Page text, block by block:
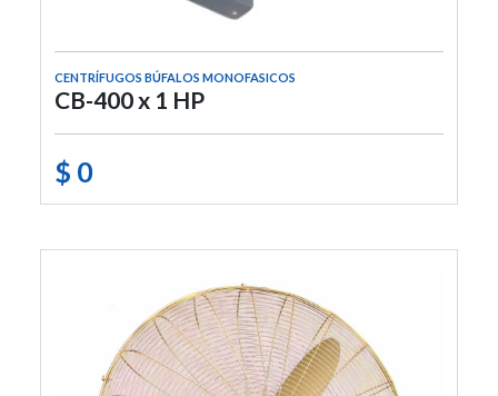
CENTRÍFUGOS BÚFALOS MONOFASICOS
CB-400 x 1 HP
$ 0